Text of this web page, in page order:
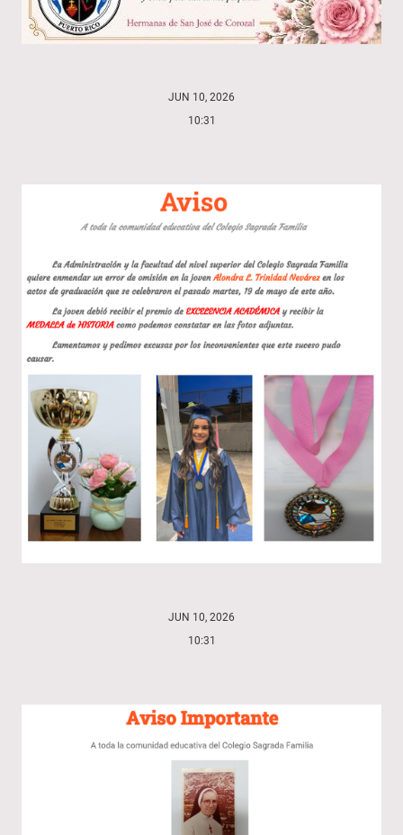
JUN 10, 2026
10:31
JUN 10, 2026
10:31